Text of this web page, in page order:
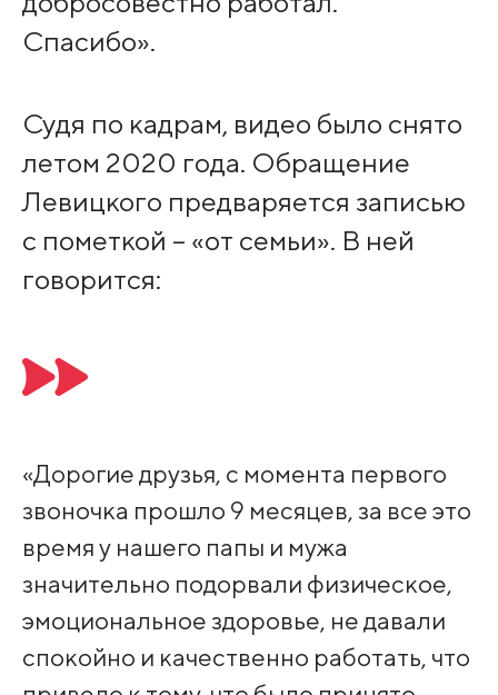
Спасибо».
Судя по кадрам, видео было снято
летом 2020 года. Обращение
Левицкого предваряется записью
с пометкой – «от семьи». В ней
говорится:
«Дорогие друзья, с момента первого
звоночка прошло 9 месяцев, за все это
время у нашего папы и мужа
значительно подорвали физическое,
эмоциональное здоровье, не давали
спокойно и качественно работать, что